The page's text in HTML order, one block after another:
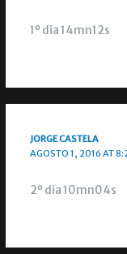
1º dia 14mn12s
JORGE CASTELA
AGOSTO 1, 2016 AT
2º dia 10mn04s